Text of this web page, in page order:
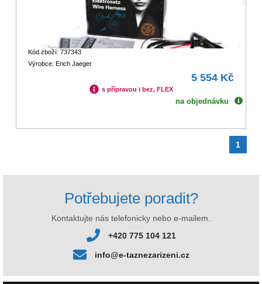
Kód zboží: 737343
Výrobce: Erich Jaeger
5 554 Kč
s přípravou i bez, FLEX
na objednávku
1
Potřebujete poradit?
Kontaktujte nás telefonicky nebo e-mailem.
+420 775 104 121
info@e-taznezarizeni.cz